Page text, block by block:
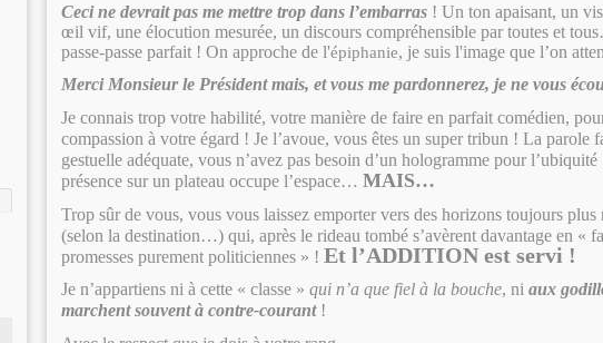
Ceci ne devrait pas me mettre trop dans l’embarras ! Un ton apaisant, un
œil vif, une élocution mesurée, un discours compréhensible par toutes et
passe-passe parfait ! On approche de l'épiphanie, je suis l'image que l’on
Merci Monsieur le Président mais, et vous me pardonnerez, je ne vous
Je connais trop votre habilité, votre manière de faire en parfait comédien,
compassion à votre égard ! Je l’avoue, vous êtes un super tribun ! La parole
gestuelle adéquate, vous n’avez pas besoin d’un hologramme pour
présence sur un plateau occupe l’espace… MAIS…
Trop sûr de vous, vous vous laissez emporter vers des horizons toujours plus
(selon la destination…) qui, après le rideau tombé s’avèrent davantage en «
promesses purement politiciennes » ! Et l’ADDITION est servi !
Je n’appartiens ni à cette « classe » qui n’a que fiel à la bouche, ni aux
marchent souvent à contre-courant !